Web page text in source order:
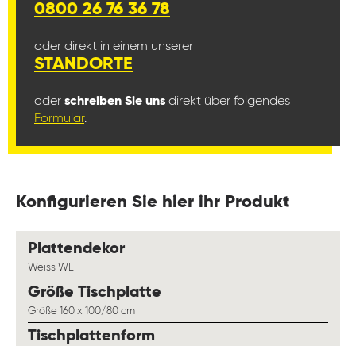
0800 26 76 36 78
oder direkt in einem unserer
STANDORTE
oder schreiben Sie uns direkt über folgendes
Formular.
Konfigurieren Sie hier ihr Produkt
Plattendekorauswählen
Weiss WE
Größe Tischplatte
Größe 160 x 100/80 cm
Tischplattenform